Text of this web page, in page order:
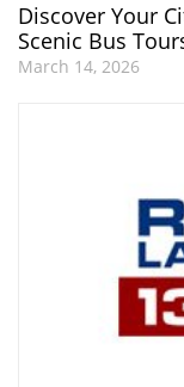
Discover Your
Scenic Bus
March 14, 2026